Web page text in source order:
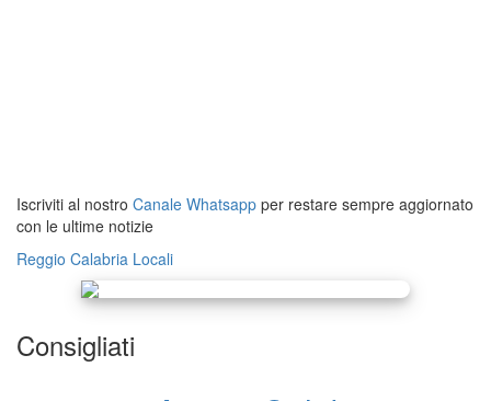
Iscriviti al nostro Canale Whatsapp per restare sempre aggiornato
con le ultime notizie
Reggio Calabria Locali
Consigliati